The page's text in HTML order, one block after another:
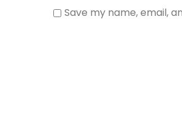
Save my name, email,